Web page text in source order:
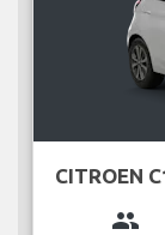
CITROEN
group